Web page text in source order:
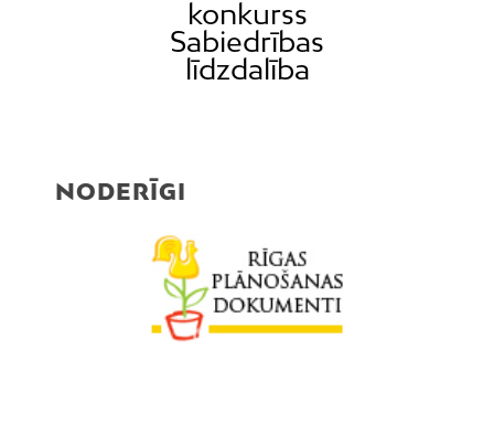
konkurss
Sabiedrības
līdzdalība
NODERĪGI